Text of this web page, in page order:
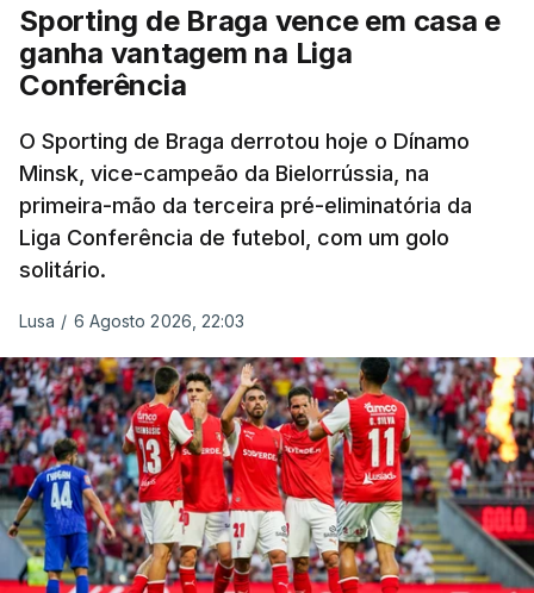
Sporting de Braga vence em casa e
ganha vantagem na Liga
Conferência
O Sporting de Braga derrotou hoje o Dínamo
Minsk, vice-campeão da Bielorrússia, na
primeira-mão da terceira pré-eliminatória da
Liga Conferência de futebol, com um golo
solitário.
Lusa / 6 Agosto 2026, 22:03